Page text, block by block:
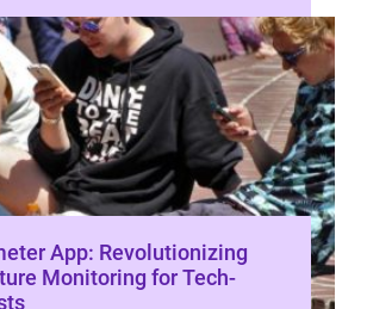
App: Revolutionizing
Monitoring for Tech-